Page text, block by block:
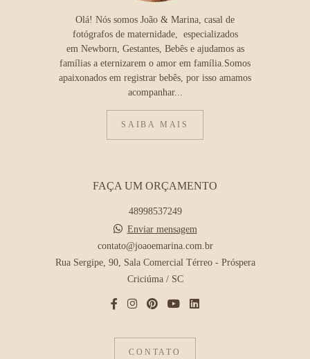
Olá! Nós somos João & Marina, casal de
fotógrafos de maternidade, especializados
em Newborn, Gestantes, Bebês e ajudamos as
famílias a eternizarem o amor em família.Somos
apaixonados em registrar bebês, por isso amamos
acompanhar...
SAIBA MAIS
FAÇA UM ORÇAMENTO
48998537249
Enviar mensagem
contato@joaoemarina.com.br
Rua Sergipe, 90, Sala Comercial Térreo - Próspera
Criciúma / SC
CONTATO